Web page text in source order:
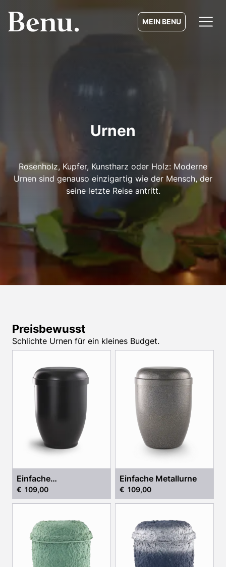
MEIN BENU
Urnen
Rosenholz, Kupfer, Kunstharz oder Holz: Moderne
Urnen sind genauso einzigartig wie der Mensch, der
seine letzte Reise antritt.
Preisbewusst
Schlichte Urnen für ein kleines Budget.
Einfache
Kunstharzurne
€ 109,00
Einfache Metallurne
€ 109,00